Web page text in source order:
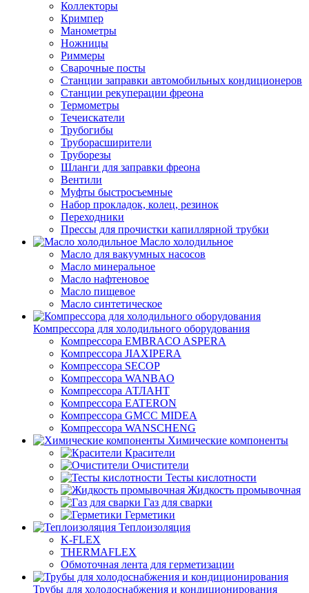
Коллекторы
Кримпер
Манометры
Ножницы
Риммеры
Сварочные посты
Станции заправки автомобильных кондиционеров
Станции рекуперации фреона
Термометры
Течеискатели
Трубогибы
Труборасширители
Труборезы
Шланги для заправки фреона
Вентили
Муфты быстросъемные
Набор прокладок, колец, резинок
Переходники
Прессы для прочистки капиллярной трубки
Масло холодильное
Масло для вакуумных насосов
Масло минеральное
Масло нафтеновое
Масло пищевое
Масло синтетическое
Компрессора для холодильного оборудования
Компрессора EMBRACO ASPERA
Компрессора JIAXIPERA
Компрессора SECOP
Компрессора WANBAO
Компрессора АТЛАНТ
Компрессора EATERON
Компрессора GMCC MIDEA
Компрессора WANSCHENG
Химические компоненты
Красители
Очистители
Тесты кислотности
Жидкость промывочная
Газ для сварки
Герметики
Теплоизоляция
K-FLEX
THERMAFLEX
Обмоточная лента для герметизации
Трубы для холодоснабжения и кондиционирования